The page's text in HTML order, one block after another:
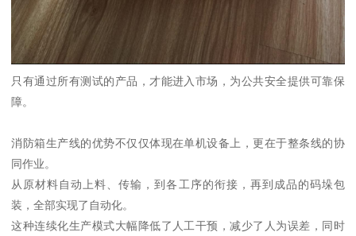
只有通过所有测试的产品，才能进入市场，为公共安全提供可靠保
障。
消防箱生产线的优势不仅仅体现在单机设备上，更在于整条线的协
同作业。
从原材料自动上料、传输，到各工序的衔接，再到成品的码垛包
装，全部实现了自动化。
这种连续化生产模式大幅降低了人工干预，减少了人为误差，同时